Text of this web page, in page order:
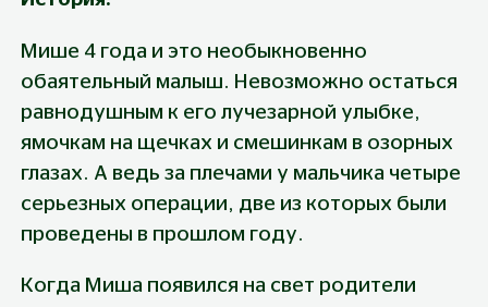
Мише 4 года и это необыкновенно
обаятельный малыш. Невозможно остаться
равнодушным к его лучезарной улыбке,
ямочкам на щечках и смешинкам в озорных
глазах. А ведь за плечами у мальчика четыре
серьезных операции, две из которых были
проведены в прошлом году.
Когда Миша появился на свет родители